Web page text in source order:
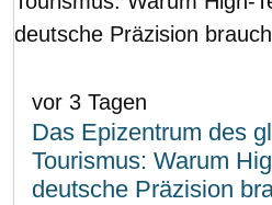
vor 3 Tagen
Das Epizentrum des
Tourismus: Warum
deutsche Präzision